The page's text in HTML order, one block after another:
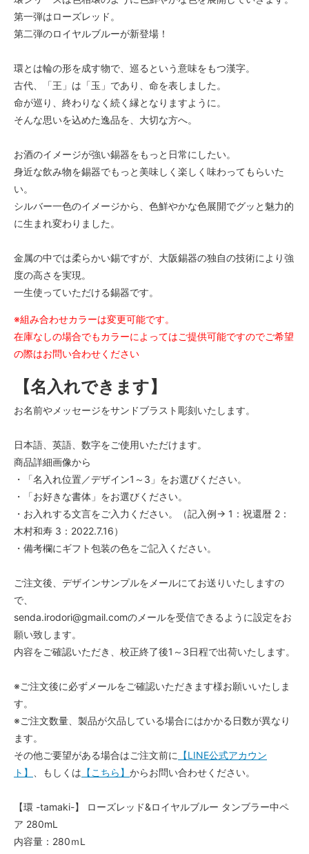
第一弾はローズレッド。
第二弾のロイヤルブルーが新登場！
環とは輪の形を成す物で、巡るという意味をもつ漢字。
古代、「王」は「玉」であり、命を表しました。
命が巡り、終わりなく続く縁となりますように。
そんな思いを込めた逸品を、大切な方へ。
お酒のイメージが強い錫器をもっと日常にしたい。
身近な飲み物を錫器でもっと美味しく楽しく味わってもらいた
い。
シルバー一色のイメージから、色鮮やかな色展開でグッと魅力的
に生まれ変わりました。
金属の中では柔らかい錫ですが、大阪錫器の独自の技術により強
度の高さを実現。
一生使っていただける錫器です。
※組み合わせカラーは変更可能です。
在庫なしの場合でもカラーによってはご提供可能ですのでご希望
の際はお問い合わせください
【名入れできます】
お名前やメッセージをサンドブラスト彫刻いたします。
日本語、英語、数字をご使用いただけます。
商品詳細画像から
・「名入れ位置／デザイン1～3」をお選びください。
・「お好きな書体」をお選びください。
・お入れする文言をご入力ください。（記入例→ 1：祝還暦 2：
木村和寿 3：2022.7.16）
・備考欄にギフト包装の色をご記入ください。
ご注文後、デザインサンプルをメールにてお送りいたしますの
で、
senda.irodori@gmail.comのメールを受信できるように設定をお
願い致します。
内容をご確認いただき、校正終了後1～3日程で出荷いたします。
※ご注文後に必ずメールをご確認いただきます様お願いいたしま
す。
※ご注文数量、製品が欠品している場合にはかかる日数が異なり
ます。
その他ご要望がある場合はご注文前に
【LINE公式アカウン
ト】
、もしくは 【こちら】 からお問い合わせください。
【環 -tamaki-】 ローズレッド&ロイヤルブルー タンブラー中ペ
ア 280mL
内容量：280ｍL